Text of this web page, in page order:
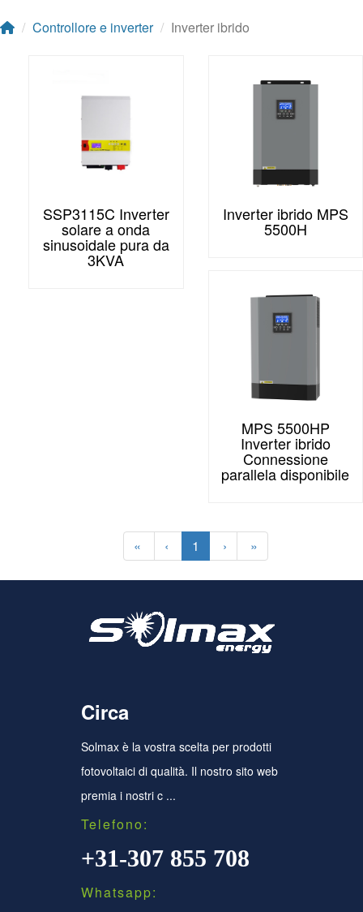
Controllore e inverter Inverter ibrido
SSP3115C Inverter
solare a onda
sinusoidale pura da
3KVA
Inverter ibrido MPS
5500H
MPS 5500HP
Inverter ibrido
Connessione
parallela disponibile
« ‹ 1 › »
Circa
Solmax è la vostra scelta per prodotti
fotovoltaici di qualità. Il nostro sito web
premia i nostri c ...
Telefono:
+31-307 855 708
Whatsapp: